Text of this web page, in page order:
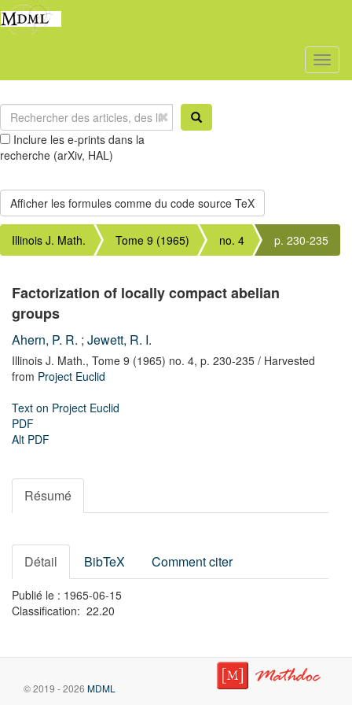
Inclure les e-prints dans la
recherche (arXiv, HAL)
Illinois J. Math. Tome 9 (1965) no. 4 p. 230-235
Factorization of locally compact abelian
groups
Ahern, P. R. ; Jewett, R. I.
Illinois J. Math., Tome 9 (1965) no. 4, p. 230-235 / Harvested
from Project Euclid
Text on Project Euclid
PDF
Alt PDF
Résumé
Détail BibTeX Comment citer
Publié le : 1965-06-15
Classification: 22.20
© 2019 - 2026 MDML